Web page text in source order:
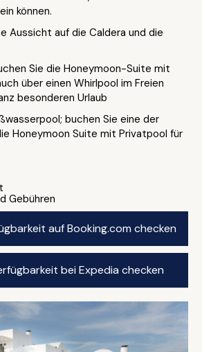
können.
Aussicht auf die Caldera und die
Sie die Honeymoon-Suite mit
über einen Whirlpool im Freien
besonderen Urlaub
buchen Sie eine der
Honeymoon Suite mit Privatpool für
Gebühren
auf Booking.com checken
bei Expedia checken